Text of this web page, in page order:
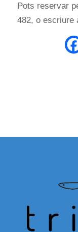
Pots reservar
482, o escriure